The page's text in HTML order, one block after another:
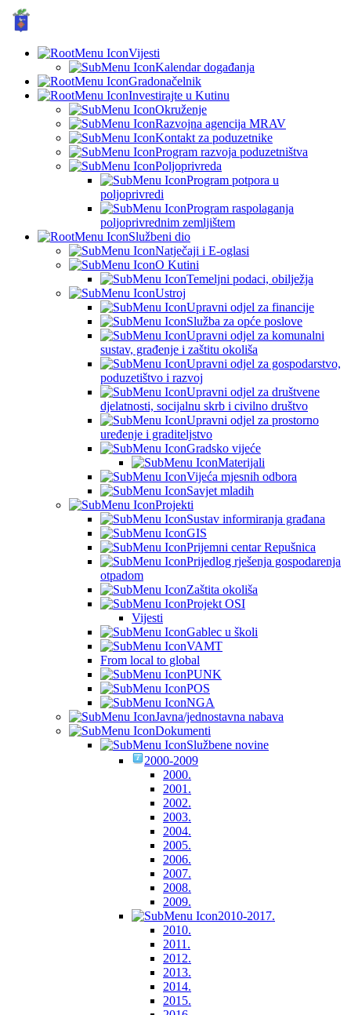
Vijesti
Kalendar događanja
Gradonačelnik
Investirajte u Kutinu
Okruženje
Razvojna agencija MRAV
Kontakt za poduzetnike
Program razvoja poduzetništva
Poljoprivreda
Program potpora u
poljoprivredi
Program raspolaganja
poljoprivrednim zemljištem
Službeni dio
Natječaji i E-oglasi
O Kutini
Temeljni podaci, obilježja
Ustroj
Upravni odjel za financije
Služba za opće poslove
Upravni odjel za komunalni
sustav, građenje i zaštitu okoliša
Upravni odjel za gospodarstvo,
poduzetištvo i razvoj
Upravni odjel za društvene
djelatnosti, socijalnu skrb i civilno društvo
Upravni odjel za prostorno
uređenje i graditeljstvo
Gradsko vijeće
Materijali
Vijeća mjesnih odbora
Savjet mladih
Projekti
Sustav informiranja građana
GIS
Prijemni centar Repušnica
Prijedlog rješenja gospodarenja
otpadom
Zaštita okoliša
Projekt OSI
Vijesti
Gablec u školi
VAMT
From local to global
PUNK
POS
NGA
Javna/jednostavna nabava
Dokumenti
Službene novine
2000-2009
2000.
2001.
2002.
2003.
2004.
2005.
2006.
2007.
2008.
2009.
2010-2017.
2010.
2011.
2012.
2013.
2014.
2015.